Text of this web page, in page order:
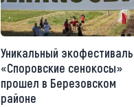
Уникальный экофестиваль
«Споровские сенокосы»
прошел в Березовском
районе